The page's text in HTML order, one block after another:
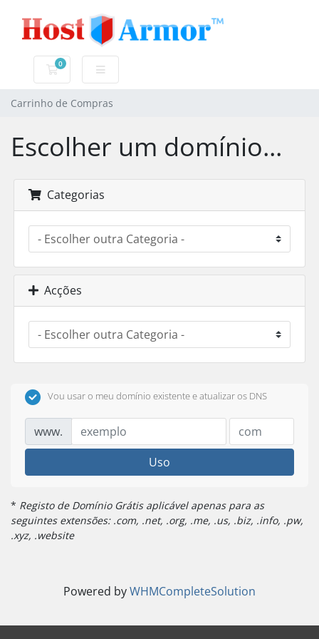
0
Carrinho de Compras
Carrinho de Compras
Escolher um domínio...
Categorias
Acções
Vou usar o meu domínio existente e atualizar os DNS
www.
Uso
* Registo de Domínio Grátis aplicável apenas para as
seguintes extensões: .com, .net, .org, .me, .us, .biz, .info, .pw,
.xyz, .website
Powered byWHMCompleteSolution